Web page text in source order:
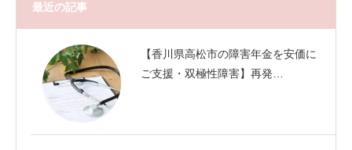
最近の記事
【香川県高松市の障害年金を安価に
ご支援・双極性障害】再発…